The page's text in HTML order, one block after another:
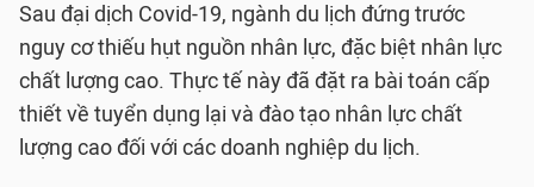
Sau đại dịch Covid-19, ngành du lịch đứng trước
nguy cơ thiếu hụt nguồn nhân lực, đặc biệt nhân lực
chất lượng cao. Thực tế này đã đặt ra bài toán cấp
thiết về tuyển dụng lại và đào tạo nhân lực chất
lượng cao đối với các doanh nghiệp du lịch.